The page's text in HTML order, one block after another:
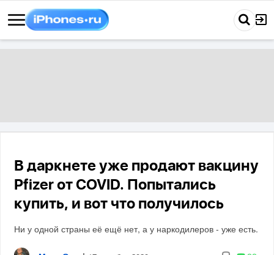
В даркнете уже продают вакцину
Pfizer от COVID. Попытались
купить, и вот что получилось
Ни у одной страны её ещё нет, а у наркодилеров - уже есть.